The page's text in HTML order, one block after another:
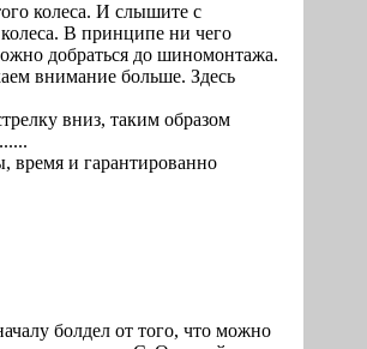
колеса. И слышите с
В принципе ни чего
добраться до шиномонтажа.
внимание больше. Здесь
вниз, таким образом
время и гарантированно
болдел от того, что можно